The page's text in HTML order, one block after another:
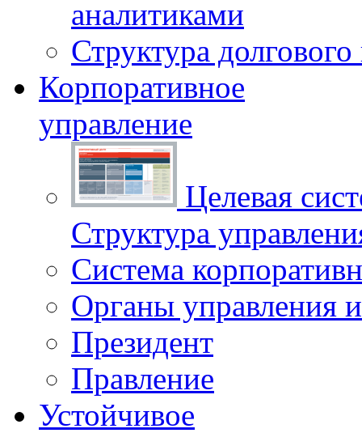
аналитиками
Структура
Корпоративное
управление
Целевая
Структура
Система
Органы управления
Президент
Правление
Устойчивое